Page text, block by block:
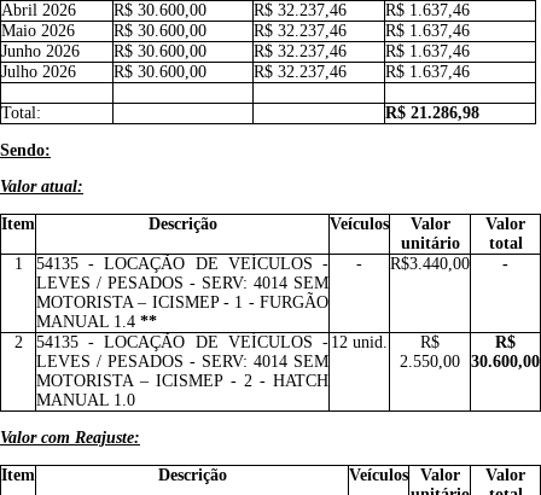
Abril 2026
R$ 30.600,00 R$ 32.237,46
R$ 1.637,46
Maio 2026
R$ 30.600,00 R$ 32.237,46
R$ 1.637,46
Junho 2026
R$ 30.600,00 R$ 32.237,46
R$ 1.637,46
Julho 2026
R$ 30.600,00 R$ 32.237,46 R$ 1.637,46
Total: R$ 21.286,98
Sendo:
Valor atual:
Item Descrição Veículos
Valor
unitário
Valor
total
1
54135 - LOCAÇÃO DE VEÍCULOS -
LEVES / PESADOS - SERV: 4014 SEM
MOTORISTA – ICISMEP - 1 - FURGÃO
MANUAL 1.4 **
- R$3.440,00 -
2
54135 - LOCAÇÃO DE VEÍCULOS -
LEVES / PESADOS - SERV: 4014 SEM
MOTORISTA – ICISMEP - 2 - HATCH
MANUAL 1.0
12 unid.
R$
2.550,00
R$
30.600,00
Valor com Reajuste:
Item Descrição Veículos
Valor
Valor